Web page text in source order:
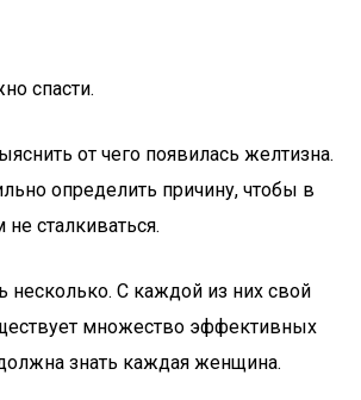
спасти.
от чего появилась желтизна.
определить причину, чтобы в
сталкиваться.
С каждой из них свой
множество эффективных
знать каждая женщина.